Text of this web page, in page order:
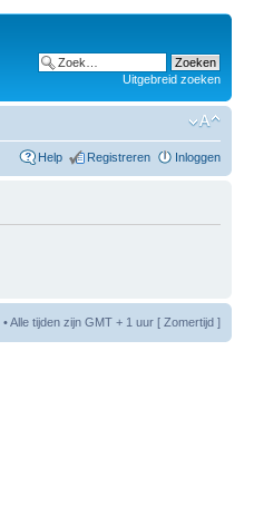
Uitgebreid zoeken
Help Registreren Inloggen
• Alle tijden zijn GMT + 1 uur [ Zomertijd ]